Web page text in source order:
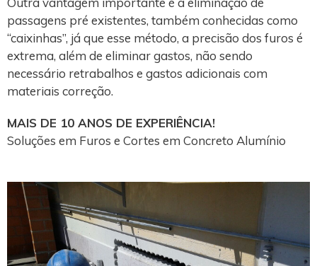
passagens pré existentes, também conhecidas como
“caixinhas”, já que esse método, a precisão dos furos é
extrema, além de eliminar gastos, não sendo
necessário retrabalhos e gastos adicionais com
materiais correção.
MAIS DE 10 ANOS DE EXPERIÊNCIA!
Soluções em Furos e Cortes em Concreto Alumínio